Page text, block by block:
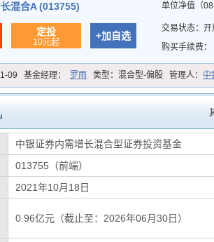
混合A (013755)
定投
10元起
+加自选
单位净值（
交易状态： 开
购买手续费：
09 基金经理： 罗雨 类型： 混合型-偏股 管理人： 中
中银证券内需增长混合型证券投资基金
013755（前端）
2021年10月18日
0.96亿元（截止至：2026年06月30日）